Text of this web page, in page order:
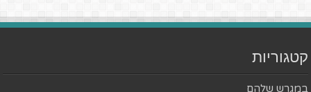
קטגוריות
במגרש שלהם